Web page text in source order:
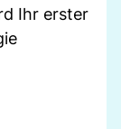
Ihr erster